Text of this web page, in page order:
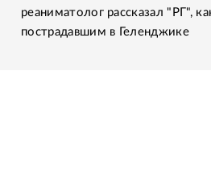
реаниматолог рассказал "РГ",
пострадавшим в Геленджике